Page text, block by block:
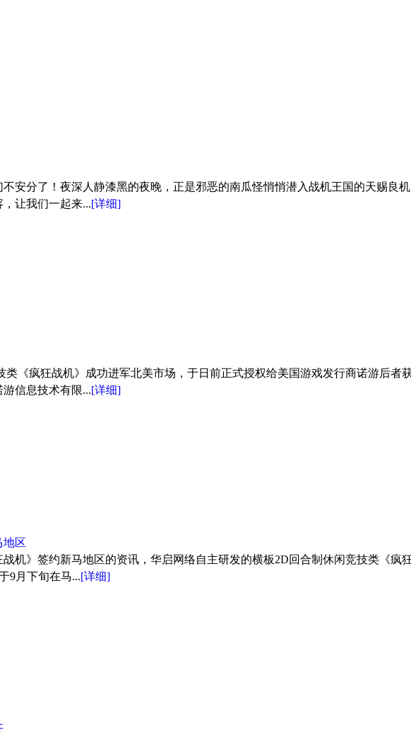
安分了！夜深人静漆黑的夜晚，正是邪恶的南瓜怪悄悄潜入战机王国的天赐良
让我们一起来...[详细]
《疯狂战机》成功进军北美市场，于日前正式授权给美国游戏发行商诺游后者
信息技术有限...[详细]
地区
机》签约新马地区的资讯，华启网络自主研发的横板2D回合制休闲竞技类《
9月下旬在马...[详细]